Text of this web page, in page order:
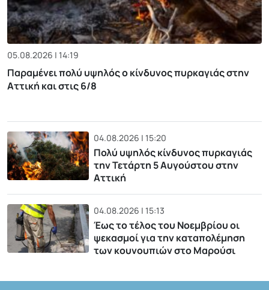
05.08.2026 | 14:19
Παραμένει πολύ υψηλός ο κίνδυνος πυρκαγιάς στην
Αττική και στις 6/8
04.08.2026 | 15:20
Πολύ υψηλός κίνδυνος πυρκαγιάς
την Τετάρτη 5 Αυγούστου στην
Αττική
04.08.2026 | 15:13
Έως το τέλος του Νοεμβρίου οι
ψεκασμοί για την καταπολέμηση
των κουνουπιών στο Μαρούσι